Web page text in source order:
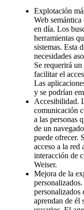
Explotación
Web
en día. Los
herramientas
sistemas. Esta
necesidades
Se requerirá
facilitar el
Las
y se podrían
Accesibilidad.
comunicación
a las personas
de un
puede ofrecer.
acceso a la red
interacción de
Weiser.
Mejora de la
personalizados
aprendan de él